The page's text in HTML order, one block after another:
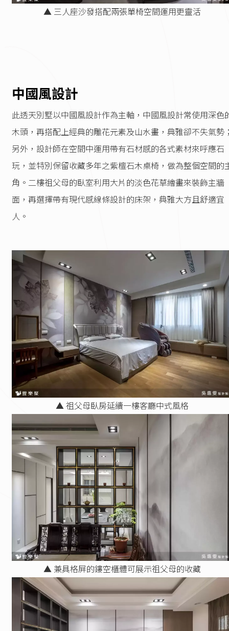
▲ 三人座沙發搭配兩張單椅空間運用更靈活
中國風設計
此透天別墅以中國風設計作為主軸，中國風設計常使用深色
木頭，再搭配上經典的雕花元素及山水畫，典雅卻不失氣勢
另外，設計師在空間中運用帶有石材感的各式素材來呼應石
玩，並特別保留收藏多年之紫檀石木桌椅，做為整個空間的
角。二樓祖父母的臥室利用大片的淡色花草繪畫來裝飾主牆
面，再選擇帶有現代感線條設計的床架，典雅大方且舒適宜
人。
▲ 祖父母臥房延續一樓客廳中式風格
▲ 兼具格屏的鏤空櫃體可展示祖父母的收藏